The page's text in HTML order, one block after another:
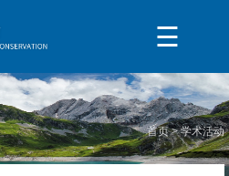
☰
首页 学术活动